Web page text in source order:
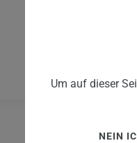
Um auf dieser
NEIN